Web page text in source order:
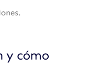
y cómo